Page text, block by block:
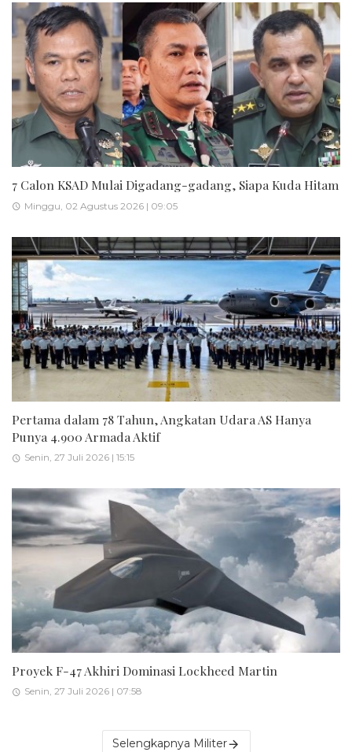
7 Calon KSAD Mulai Digadang-gadang, Siapa Kuda Hitam
Minggu, 02 Agustus 2026 | 09:05
Pertama dalam 78 Tahun, Angkatan Udara AS Hanya
Punya 4.900 Armada Aktif
Senin, 27 Juli 2026 | 15:15
Proyek F-47 Akhiri Dominasi Lockheed Martin
Senin, 27 Juli 2026 | 07:58
Selengkapnya Militer